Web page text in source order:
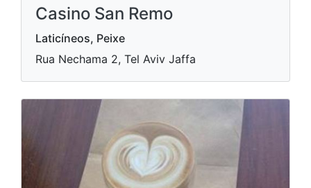
Casino San Remo
Laticíneos, Peixe
Rua Nechama 2, Tel Aviv Jaffa